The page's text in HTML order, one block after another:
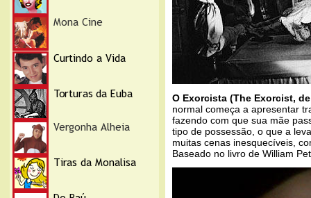
O Exorcista (The Exorcist,
normal começa a apresentar
fazendo com que sua mãe
tipo de possessão, o que a
muitas cenas inesquecíveis,
Baseado no livro de William